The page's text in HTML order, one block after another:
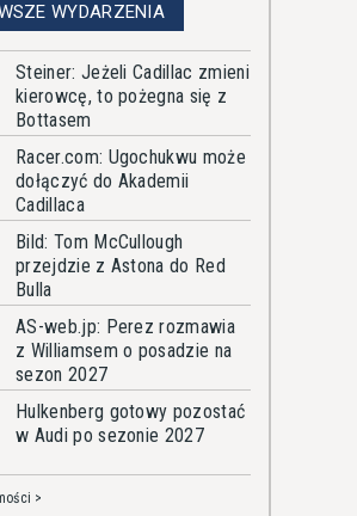
WYDARZENIA
Steiner: Jeżeli Cadillac zmieni
kierowcę, to pożegna się z
Bottasem
Racer.com: Ugochukwu może
dołączyć do Akademii
Cadillaca
Bild: Tom McCullough
przejdzie z Astona do Red
Bulla
AS-web.jp: Perez rozmawia
z Williamsem o posadzie na
sezon 2027
Hulkenberg gotowy pozostać
w Audi po sezonie 2027
>